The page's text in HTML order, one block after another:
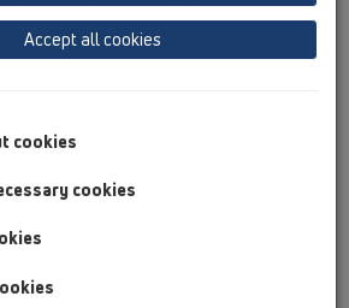
zwrotne / Akcesoria / Części zamienne /
klapy zwrotnej
Accept all cookies
cookies
cookies